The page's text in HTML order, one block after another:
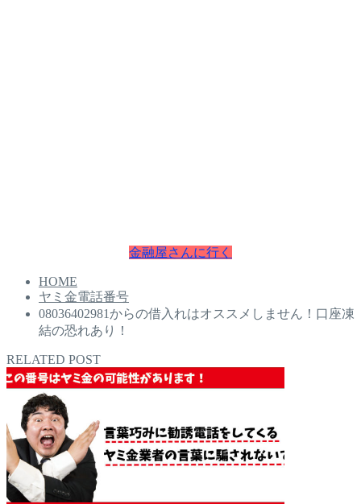
金融屋さんに行く
HOME
ヤミ金電話番号
08036402981からの借入れはオススメしません！口座凍
結の恐れあり！
RELATED POST